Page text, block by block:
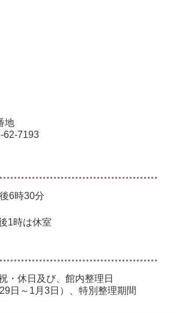
地
62-7193
6時30分
1時は休室
・休日及び、館内整理日
日～1月3日）、特別整理期間